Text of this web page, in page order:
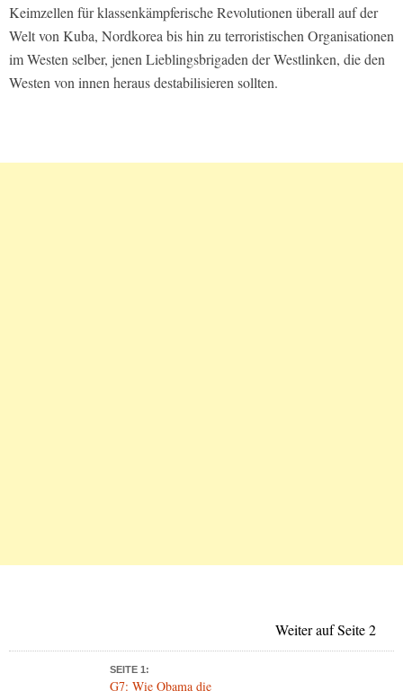
Keimzellen für klassenkämpferische Revolutionen überall auf der
Welt von Kuba, Nordkorea bis hin zu terroristischen Organisationen
im Westen selber, jenen Lieblingsbrigaden der Westlinken, die den
Westen von innen heraus destabilisieren sollten.
Weiter auf Seite 2
SEITE 1:
G7: Wie Obama die